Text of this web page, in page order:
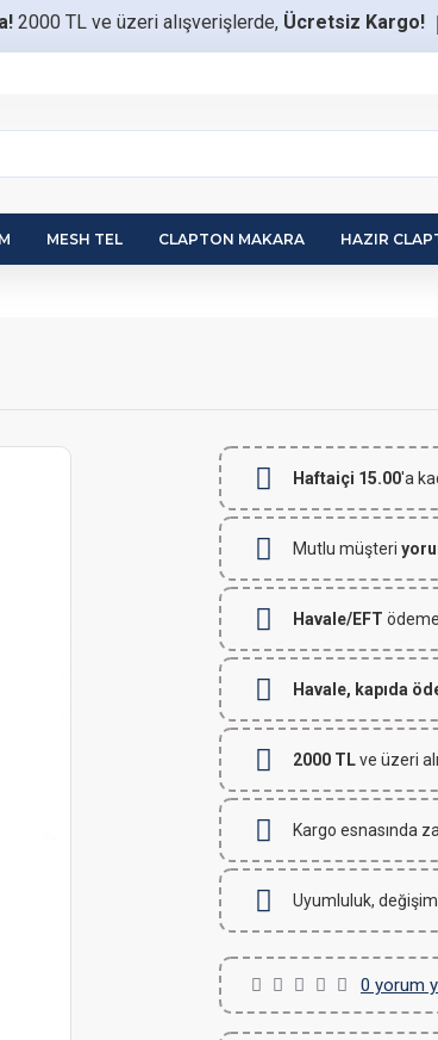
2000 TL ve üzeri alışverişlerde, Ücretsiz Kargo!
MESH TEL CLAPTON MAKARA HAZIR
Haftaiçi 15.00'a
Mutlu müşteri
Havale/EFT
Havale, kapıda
2000 TLve üzeri
Kargo esnasında
Uyumluluk,
0 yorum